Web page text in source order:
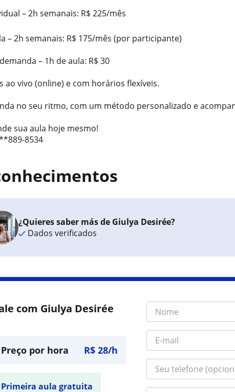
– 2h semanais: R$ 225/mês
– 2h semanais: R$ 175/mês (por participante)
– 1h de aula: R$ 30
ao vivo (online) e com horários flexíveis.
no seu ritmo, com um método personalizado e
sua aula hoje mesmo!
8534
¿Quieres saber más de Giulya Desirée?
Dados verificados
com Giulya Desirée
Preço por hora R$ 28/h
Primeira aula gratuita